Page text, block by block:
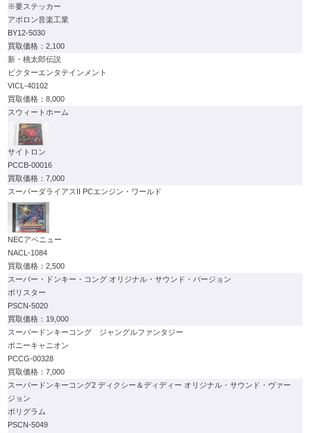
※要ステッカー
アポロン音楽工業
BY12-5030
2,100
新・桃太郎伝説
ビクターエンタテインメント
VICL-40102
8,000
スウィートホーム
サイトロン
PCCB-00016
7,000
スーパーダライアスII PCエンジン・ワールド
NECアベニュー
NACL-1084
2,500
スーパー・ドンキー・コング オリジナル・サウンド・バージョン
ポリスター
PSCN-5020
19,000
スーパードンキーコング ジャングルファンタジー
ポニーキャニオン
PCCG-00328
7,000
スーパードンキーコング2 ディクシー＆ディディー オリジナル・サウンド・ヴァー
ジョン
ポリグラム
PSCN-5049